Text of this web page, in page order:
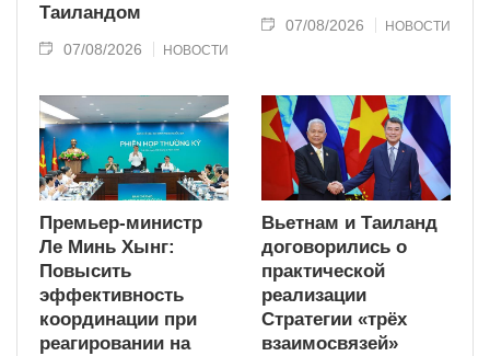
Таиландом
07/08/2026 НОВОСТИ
07/08/2026 НОВОСТИ
Премьер-министр
Ле Минь Хынг:
Повысить
эффективность
координации при
реагировании на
Вьетнам и Таиланд
договорились о
практической
реализации
Стратегии «трёх
взаимосвязей»